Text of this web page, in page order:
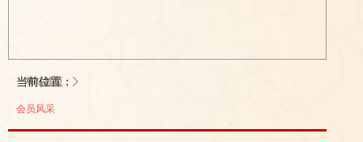
当前位置：
网站首页 ꄲ
会员风采